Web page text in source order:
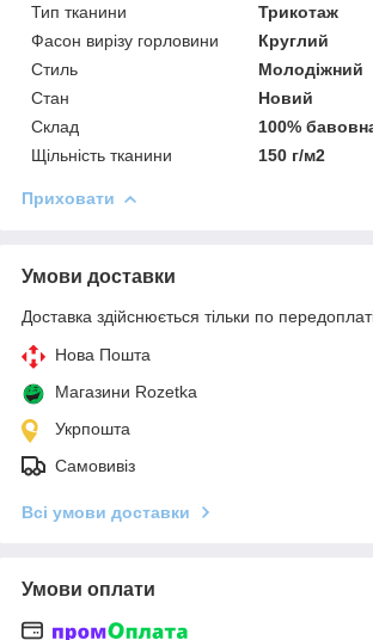
Тип тканини
Трикотаж
Фасон вирізу горловини
Круглий
Стиль
Молодіжний
Стан
Новий
Склад
100%
Щільність тканини
150 г/м2
Приховати
Умови доставки
Доставка здійснюється тільки по
Нова Пошта
Магазини Rozetka
Укрпошта
Самовивіз
Всі умови доставки
Умови оплати